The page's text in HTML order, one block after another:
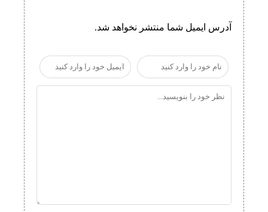
آدرس ایمیل شما منتشر نخواهد شد.